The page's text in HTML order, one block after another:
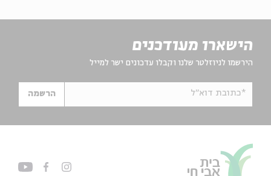
הישארו מעודכנים
הירשמו לניוזלטר שלנו וקבלו עדכונים ישר למייל
*כתובת דוא"ל הרשמה